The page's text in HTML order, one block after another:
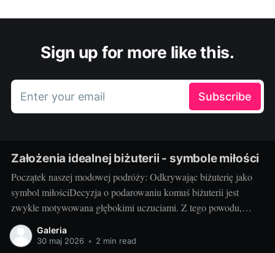
Sign up for more like this.
Enter your email Subscribe
Założenia idealnej biżuterii - symbole miłości
Początek naszej modowej podróży: Odkrywając biżuterię jako
symbol miłościDecyzja o podarowaniu komuś biżuterii jest
zwykle motywowana głębokimi uczuciami. Z tego powodu,
biżuteria często pełni rolę symbolu miłości, który nie tylko zdobi,
ale także wyraża nasze emocje w wyjątkowy sposób. Czy jest
Galeria
30 maj 2026 • 2 min read